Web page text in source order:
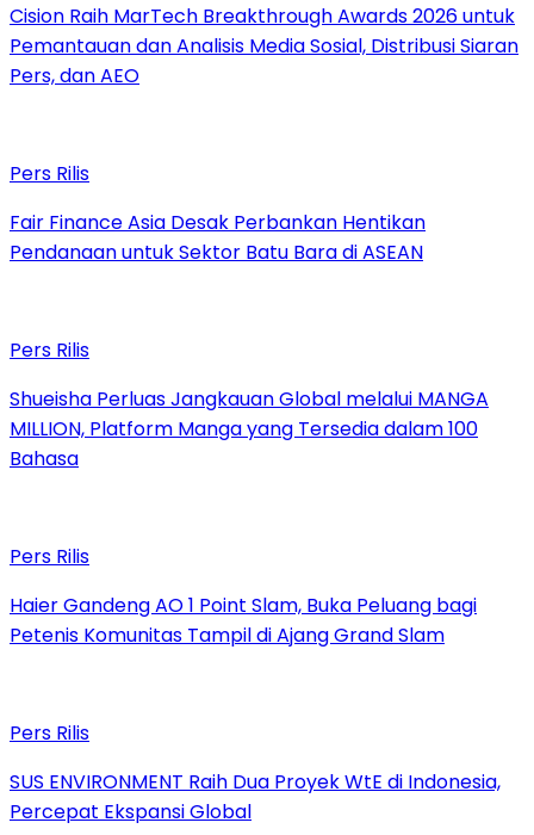
Cision Raih MarTech Breakthrough Awards 2026 untuk
Pemantauan dan Analisis Media Sosial, Distribusi Siaran
Pers, dan AEO
Pers Rilis
Fair Finance Asia Desak Perbankan Hentikan
Pendanaan untuk Sektor Batu Bara di ASEAN
Pers Rilis
Shueisha Perluas Jangkauan Global melalui MANGA
MILLION, Platform Manga yang Tersedia dalam 100
Bahasa
Pers Rilis
Haier Gandeng AO 1 Point Slam, Buka Peluang bagi
Petenis Komunitas Tampil di Ajang Grand Slam
Pers Rilis
SUS ENVIRONMENT Raih Dua Proyek WtE di Indonesia,
Percepat Ekspansi Global